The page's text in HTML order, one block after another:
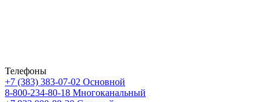
Телефоны
+7 (383) 383-07-02 Основной
8-800-234-80-18 Многоканальный